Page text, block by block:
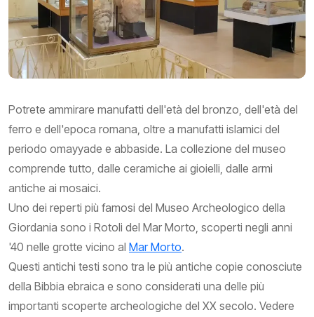
Potrete ammirare manufatti dell'età del bronzo, dell'età del
ferro e dell'epoca romana, oltre a manufatti islamici del
periodo omayyade e abbaside. La collezione del museo
comprende tutto, dalle ceramiche ai gioielli, dalle armi
antiche ai mosaici.
Uno dei reperti più famosi del Museo Archeologico della
Giordania sono i Rotoli del Mar Morto, scoperti negli anni
'40 nelle grotte vicino al Mar Morto.
Questi antichi testi sono tra le più antiche copie conosciute
della Bibbia ebraica e sono considerati una delle più
importanti scoperte archeologiche del XX secolo. Vedere